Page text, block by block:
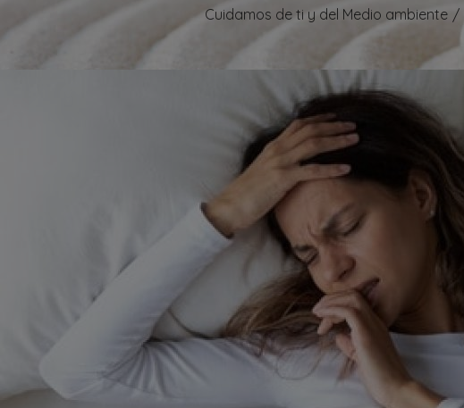
Cuidamos de ti y del Medio ambiente /